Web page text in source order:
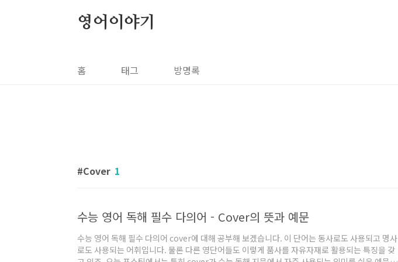
영어이야기
홈 태그 방명록
Cover 1
수능 영어 독해 필수 다의어 - Cover의 뜻과 예문
수능 영어 독해 필수 다의어 cover에 대해 공부해 보겠습니다. 이 단어는 동사로도 사용되고 명사
로도 사용되는 어휘입니다. 물론 다른 영단어들도 이렇게 품사를 자유자재로 활용되는 특징을 갖